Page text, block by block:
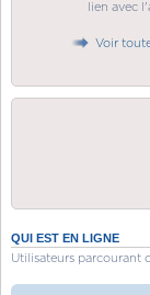
lien avec
Voir
QUI EST EN LIGNE
Utilisateurs parcourant